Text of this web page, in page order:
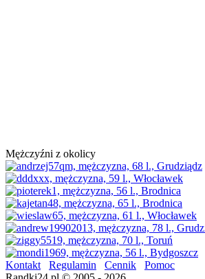
Mężczyźni z okolicy
Kontakt Regulamin Cennik
Pomoc